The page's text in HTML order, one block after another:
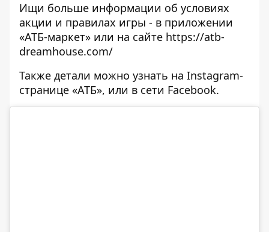
Ищи больше информации об условиях
акции и правилах игры - в приложении
«АТБ-маркет» или на сайте https://atb-
dreamhouse.com/
Также детали можно узнать на Instagram-
странице «АТБ», или в сети Facebook.